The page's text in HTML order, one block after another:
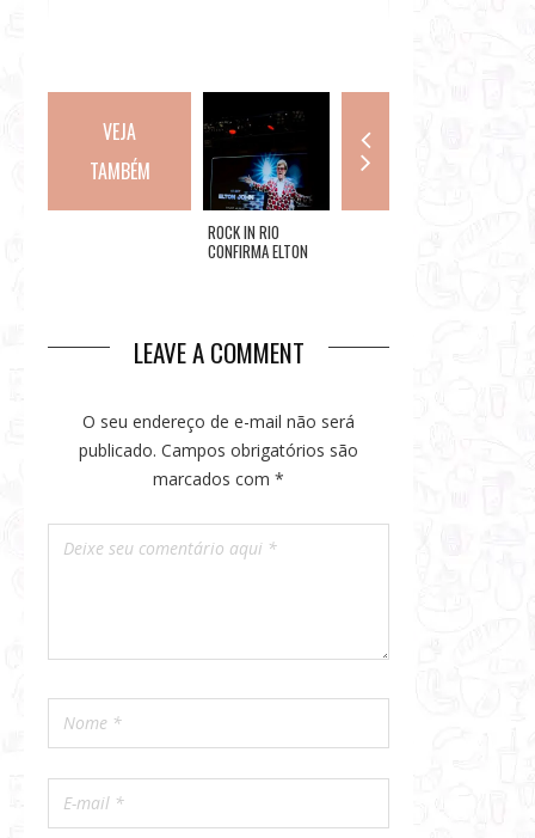
VEJA
TAMBÉM
ROCK IN RIO
CONFIRMA ELTON
LEAVE A COMMENT
O seu endereço de e-mail não será
publicado. Campos obrigatórios são
marcados com*